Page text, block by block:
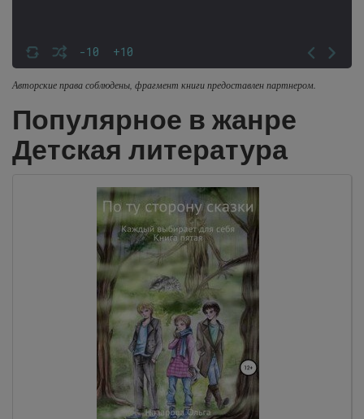
-10 +10
Авторские права соблюдены, фрагмент книги предоставлен партнером.
Популярное в жанре
Детская литература